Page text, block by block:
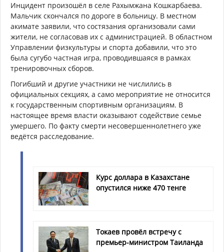
Инцидент произошёл в селе Рахымжана Кошкарбаева.
Мальчик скончался по дороге в больницу. В местном
акимате заявили, что состязания организовали сами
жители, не согласовав их с администрацией. В областном
Управлении физкультуры и спорта добавили, что это
была сугубо частная игра, проводившаяся в рамках
тренировочных сборов.
Погибший и другие участники не числились в
официальных секциях, а само мероприятие не относится
к государственным спортивным организациям. В
настоящее время власти оказывают содействие семье
умершего. По факту смерти несовершеннолетнего уже
ведётся расследование.
Курс доллара в Казахстане
опустился ниже 470 тенге
Токаев провёл встречу с
премьер-министром Таиланда